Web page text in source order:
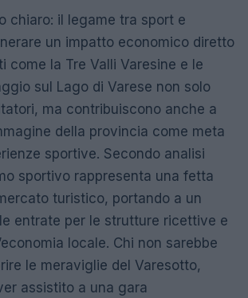
chiaro: il legame tra sport e
un impatto economico diretto
come la Tre Valli Varesine e le
sul Lago di Varese non solo
ma contribuiscono anche a
della provincia come meta
sportive. Secondo analisi
sportivo rappresenta una fetta
turistico, portando a un
entrate per le strutture ricettive e
locale. Chi non sarebbe
le meraviglie del Varesotto,
assistito a una gara